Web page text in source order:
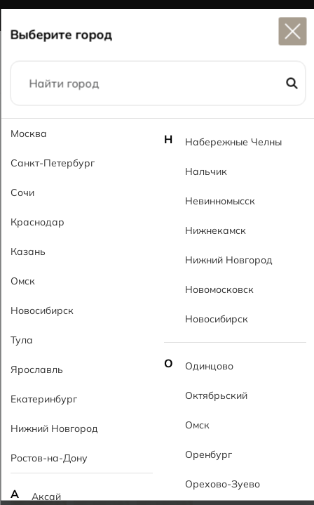
Главная Каталог 60x60 Манила GL Manila GL
Выберите город
Москва
Санкт-Петербург
Сочи
Краснодар
Казань
Омск
Новосибирск
Тула
Ярославль
Екатеринбург
Нижний Новгород
Ростов-на-Дону
А Аксай
Н Набережные Челны
Нальчик
Невинномысск
Нижнекамск
Нижний Новгород
Новомосковск
Новосибирск
О Одинцово
Октябрьский
Омск
Оренбург
Орехово-Зуево